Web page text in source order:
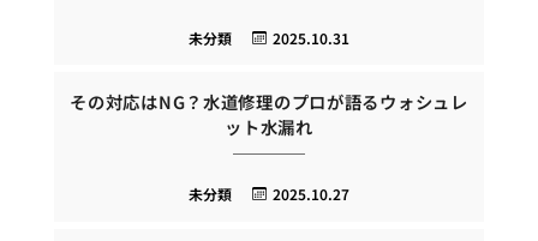
2025.10.31
未分類
その対応はNG？水道修理のプロが語るウォシュレ
ット水漏れ
2025.10.27
未分類